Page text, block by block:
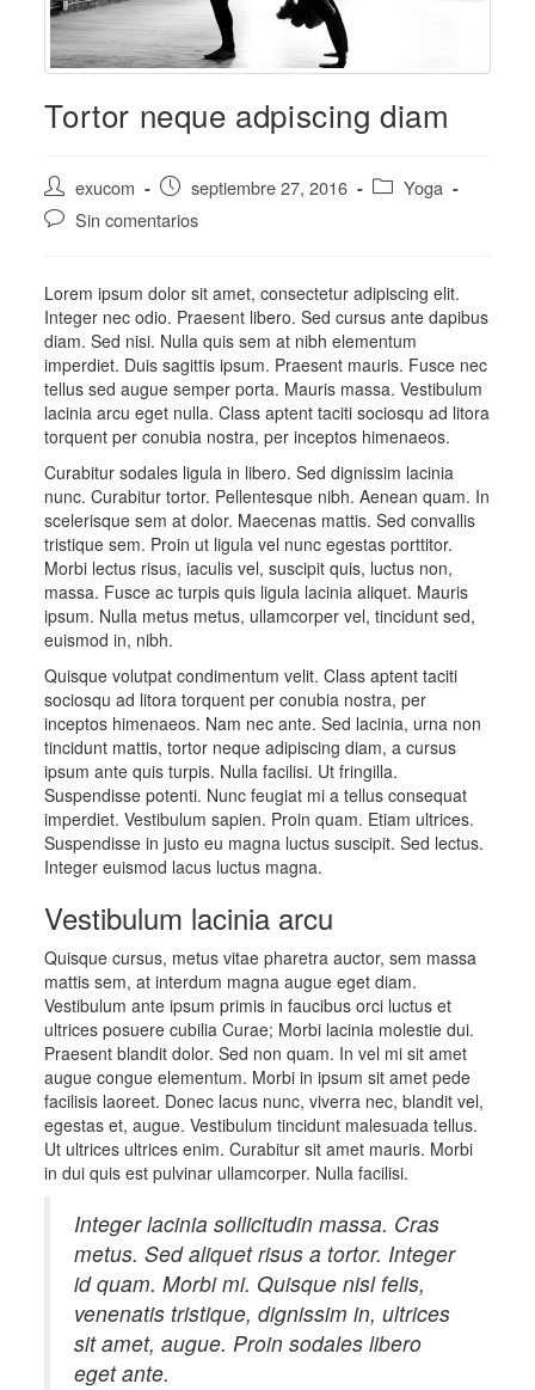
Tortor neque adpiscing diam
Autor
de
exucom
Publicación
de
septiembre 27, 2016
Categoría
Yoga
Comentarios
entrada:
Sin comentarios
Lorem ipsum dolor sit amet, consectetur adipiscing elit.
Integer nec odio. Praesent libero. Sed cursus ante dapibus
diam. Sed nisi. Nulla quis sem at nibh elementum
imperdiet. Duis sagittis ipsum. Praesent mauris. Fusce nec
tellus sed augue semper porta. Mauris massa. Vestibulum
lacinia arcu eget nulla. Class aptent taciti sociosqu ad litora
torquent per conubia nostra, per inceptos himenaeos.
Curabitur sodales ligula in libero. Sed dignissim lacinia
nunc. Curabitur tortor. Pellentesque nibh. Aenean quam. In
scelerisque sem at dolor. Maecenas mattis. Sed convallis
tristique sem. Proin ut ligula vel nunc egestas porttitor.
Morbi lectus risus, iaculis vel, suscipit quis, luctus non,
massa. Fusce ac turpis quis ligula lacinia aliquet. Mauris
ipsum. Nulla metus metus, ullamcorper vel, tincidunt sed,
euismod in, nibh.
Quisque volutpat condimentum velit. Class aptent taciti
sociosqu ad litora torquent per conubia nostra, per
inceptos himenaeos. Nam nec ante. Sed lacinia, urna non
tincidunt mattis, tortor neque adipiscing diam, a cursus
ipsum ante quis turpis. Nulla facilisi. Ut fringilla.
Suspendisse potenti. Nunc feugiat mi a tellus consequat
imperdiet. Vestibulum sapien. Proin quam. Etiam ultrices.
Suspendisse in justo eu magna luctus suscipit. Sed lectus.
Integer euismod lacus luctus magna.
Vestibulum lacinia arcu
Quisque cursus, metus vitae pharetra auctor, sem massa
mattis sem, at interdum magna augue eget diam.
Vestibulum ante ipsum primis in faucibus orci luctus et
ultrices posuere cubilia Curae; Morbi lacinia molestie dui.
Praesent blandit dolor. Sed non quam. In vel mi sit amet
augue congue elementum. Morbi in ipsum sit amet pede
facilisis laoreet. Donec lacus nunc, viverra nec, blandit vel,
egestas et, augue. Vestibulum tincidunt malesuada tellus.
Ut ultrices ultrices enim. Curabitur sit amet mauris. Morbi
in dui quis est pulvinar ullamcorper. Nulla facilisi.
Integer lacinia sollicitudin massa. Cras
metus. Sed aliquet risus a tortor. Integer
id quam. Morbi mi. Quisque nisl felis,
venenatis tristique, dignissim in, ultrices
sit amet, augue. Proin sodales libero
eget ante.